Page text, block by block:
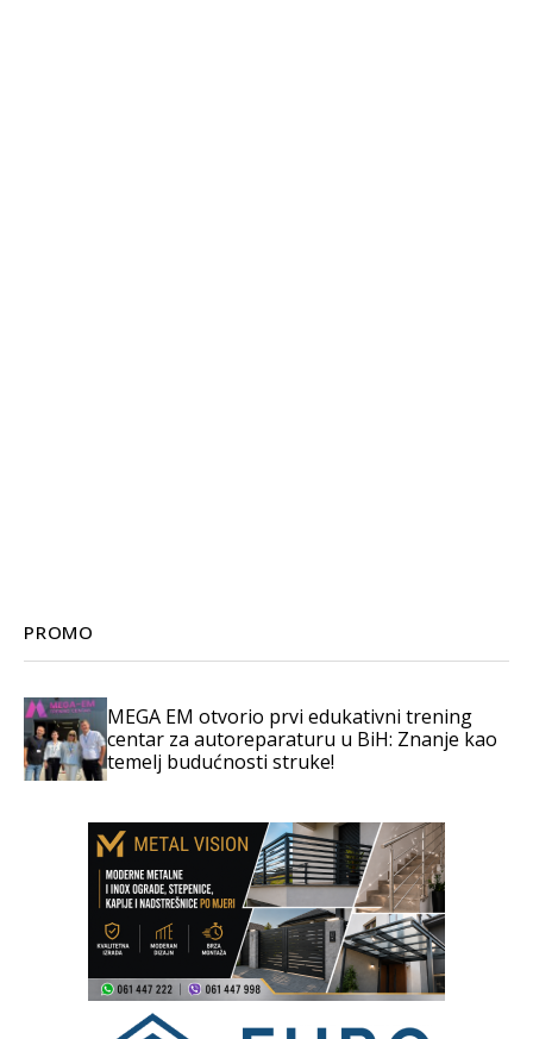
PROMO
MEGA EM otvorio prvi edukativni trening
centar za autoreparaturu u BiH: Znanje kao
temelj budućnosti struke!